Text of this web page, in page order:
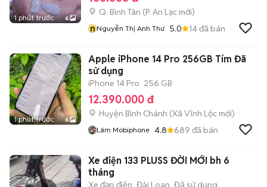
1 phút trước 6
Q. Bình Tân (P. An Lạc mới)
nNguyễn Thị Anh Thư 5.0 14đã bán
1 phút trước 6
Apple iPhone 14 Pro 256GB Tím Đã
sử dụng
iPhone 14 Pro 256 GB
12.390.000 đ
Huyện Bình Chánh (Xã Vĩnh Lộc mới)
Lâm Mobiphone 4.8 689 đã bán
Xe điện 133 PLUSS ĐỜI MỚI bh 6
tháng
Xe đạp điện Đài Loan Đã sử dụng